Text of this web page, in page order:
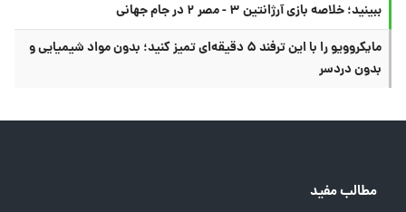
ببینید؛ خلاصه بازی آرژانتین ۳ - مصر ۲ در جام جهانی
مایکروویو را با این ترفند ۵ دقیقه‌ای تمیز کنید؛ بدون مواد شیمیایی و
بدون دردسر
مطالب مفید